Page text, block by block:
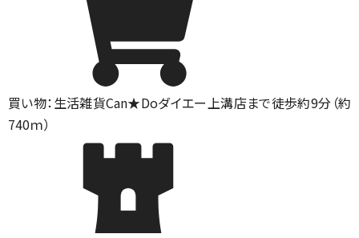
買い物：生活雑貨Can★Doダイエー上溝店まで徒歩約9分（約
740ｍ）